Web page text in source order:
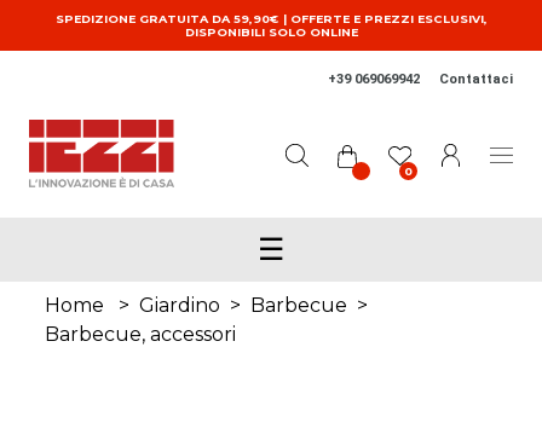
Salta al contenuto principale
SPEDIZIONE GRATUITA DA 59,90€ | OFFERTE E PREZZI ESCLUSIVI,
DISPONIBILI SOLO ONLINE
+39 069069942 Contattaci
0
☰
Home > Giardino > Barbecue >
Barbecue, accessori